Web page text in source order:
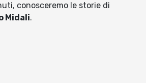
conosceremo le storie di
Midali.